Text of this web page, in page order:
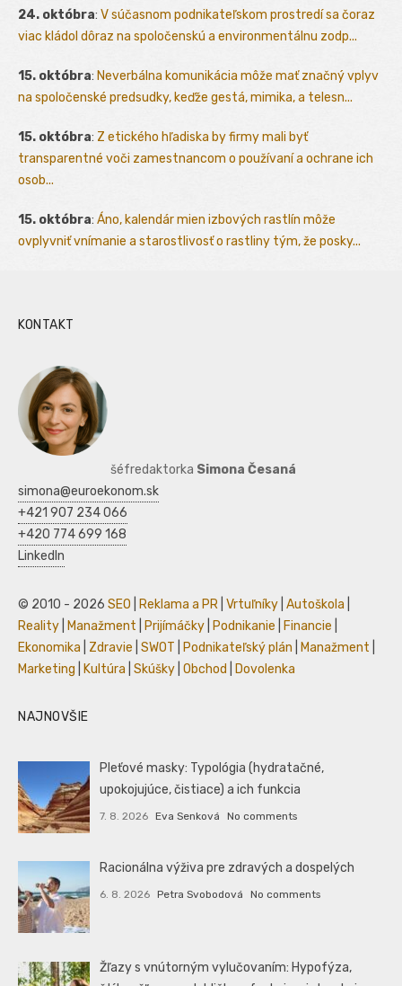
24. októbra: V súčasnom podnikateľskom prostredí sa čoraz
viac kládol dôraz na spoločenskú a environmentálnu zodp...
15. októbra: Neverbálna komunikácia môže mať značný vplyv
na spoločenské predsudky, keďže gestá, mimika, a telesn...
15. októbra: Z etického hľadiska by firmy mali byť
transparentné voči zamestnancom o používaní a ochrane ich
osob...
15. októbra: Áno, kalendár mien izbových rastlín môže
ovplyvniť vnímanie a starostlivosť o rastliny tým, že posky...
KONTAKT
šéfredaktorka Simona Česaná
simona@euroekonom.sk
+421 907 234 066
+420 774 699 168
LinkedIn
© 2010 - 2026 SEO Reklama a PR Vrtuľníky Autoškola
Reality
Manažment Prijímáčky Podnikanie Financie
Ekonomika
Zdravie SWOT Podnikateľský plán Manažment
Marketing
Kultúra Skúšky Obchod Dovolenka
NAJNOVŠIE
Pleťové masky: Typológia (hydratačné,
upokojujúce, čistiace) a ich funkcia
7. 8. 2026 Eva Senková No comments
Racionálna výživa pre zdravých a dospelých
6. 8. 2026 Petra Svobodová No comments
Žľazy s vnútorným vylučovaním: Hypofýza,